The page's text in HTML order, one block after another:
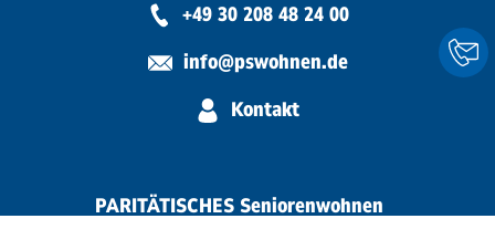
+49 30 208 48 24 00
info@pswohnen.de
Kontakt
PARITÄTISCHES Seniorenwohnen